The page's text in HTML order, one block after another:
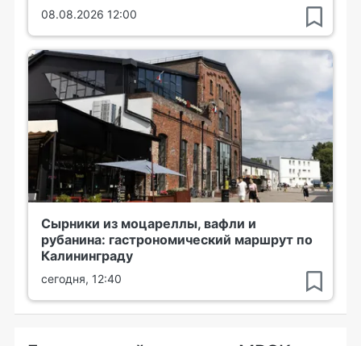
08.08.2026 12:00
Сырники из моцареллы, вафли и
рубанина: гастрономический маршрут по
Калининграду
сегодня, 12:40